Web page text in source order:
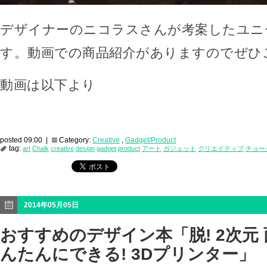
デザイナーのニコラスさんが考案したユ
す。動画での商品紹介がありますのでぜひ
動画は以下より
posted 09:00 | Category: Creative , Gadget/Product
tag: art Chalk creative design gadget product アート ガジェット クリエイティブ チョー
2014年05月05日
おすすめのデザイン本「脱! 2次元
んたんにできる! 3Dプリンター」